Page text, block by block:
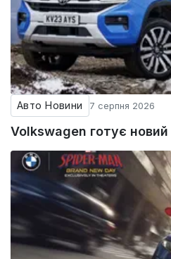
Авто Новини 7 серпня 2026
Volkswagen готує